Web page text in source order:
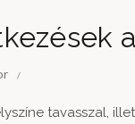
tavasszal,